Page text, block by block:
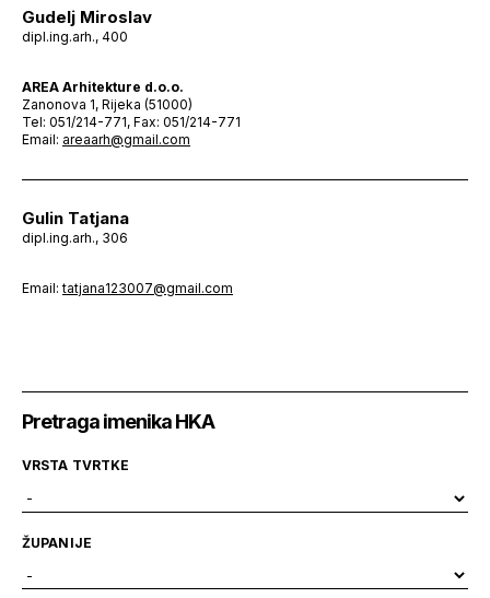
Gudelj Miroslav
dipl.ing.arh., 400
AREA Arhitekture d.o.o.
Zanonova 1, Rijeka (51000)
Tel: 051/214-771, Fax: 051/214-771
Email: areaarh@gmail.com
Gulin Tatjana
dipl.ing.arh., 306
Email:tatjana123007@gmail.com
Pretraga imenika HKA
VRSTA TVRTKE
ŽUPANIJE